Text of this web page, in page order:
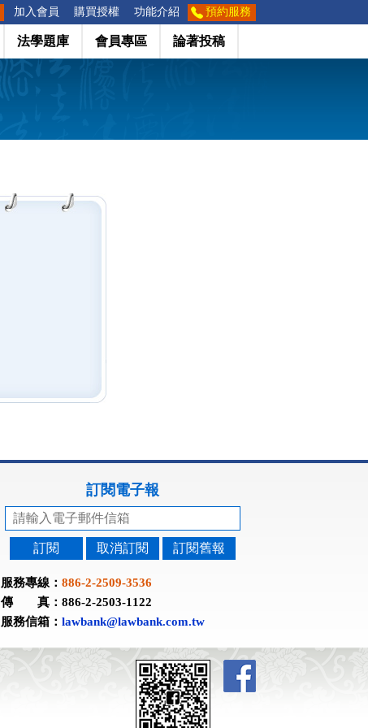
加入會員 購買授權 功能介紹 預約服務
法學題庫 會員專區 論著投稿
訂閱電子報
訂閱 取消訂閱 訂閱舊報
服務專線： 886-2-2509-3536
傳 真：886-2-2503-1122
服務信箱： lawbank@lawbank.com.tw